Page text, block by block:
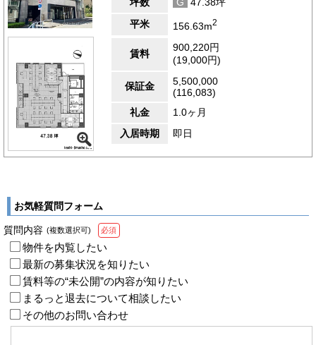
平米
156.63m2
賃料
900,220円
(19,000円)
保証金
5,500,000
(116,083)
礼金
1.0ヶ月
入居時期
即日
お気軽質問フォーム
質問内容 (複数選択可) 必須
物件を内覧したい
最新の募集状況を知りたい
賃料等の“未公開”の内容が知りたい
まるっと退去について相談したい
その他のお問い合わせ